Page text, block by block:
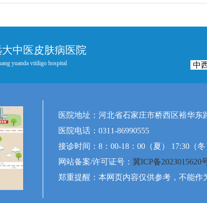
中医皮肤病医院
yuanda vitiligo hospital 中
医院地址：河北省石家庄市桥西区裕华东
医院电话：0311-86990555
接诊时间：8：00-18：00（夏） 17:30（冬
网站备案/许可证号： 冀ICP备2023015620
郑重提醒：本网页内容仅供参考，不能作